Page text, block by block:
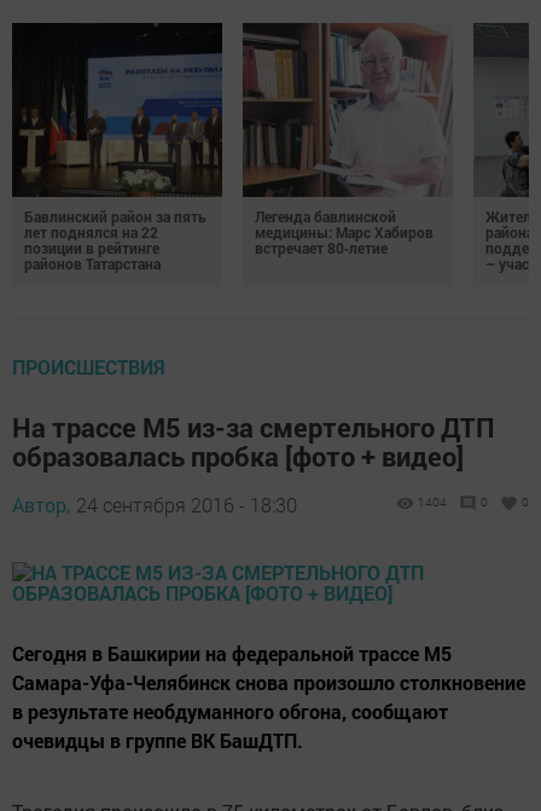
Бавлинский район за пять
лет поднялся на 22
позиции в рейтинге
районов Татарстана
Легенда бавлинской
медицины: Марс Хабиров
встречает 80‑летие
Жители
–
ПРОИСШЕСТВИЯ
На трассе М5 из-за смертельного ДТП
образовалась пробка [фото + видео]
Автор, 24 сентября 2016 - 18:30 1404 0 0
Сегодня в Башкирии на федеральной трассе М5
Самара-Уфа-Челябинск снова произошло столкновение
в результате необдуманного обгона, сообщают
очевидцы в группе ВК БашДТП.